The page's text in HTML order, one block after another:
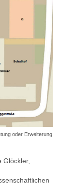
oder Erweiterung
Glöckler,